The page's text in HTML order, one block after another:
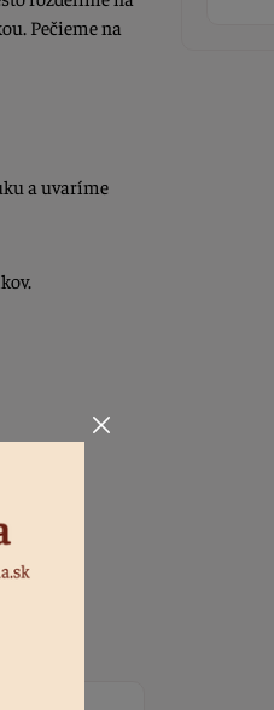
Pečieme na
a uvaríme